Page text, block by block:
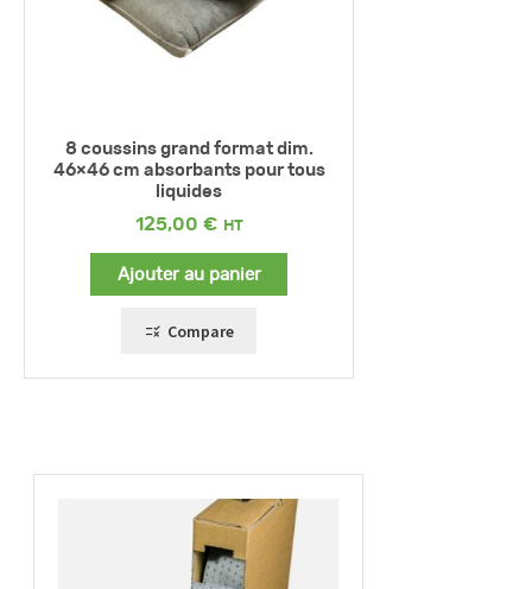
8 coussins grand format dim.
46×46 cm absorbants pour tous
liquides
125,00 €
Ajouter au panier
Compare